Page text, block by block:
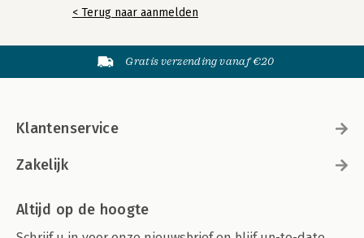
< Terug naar aanmelden
Gratis verzending vanaf €20
Klantenservice
Zakelijk
Altijd op de hoogte